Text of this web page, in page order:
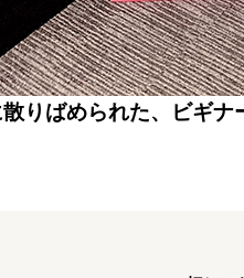
散りばめられた、ビギナ